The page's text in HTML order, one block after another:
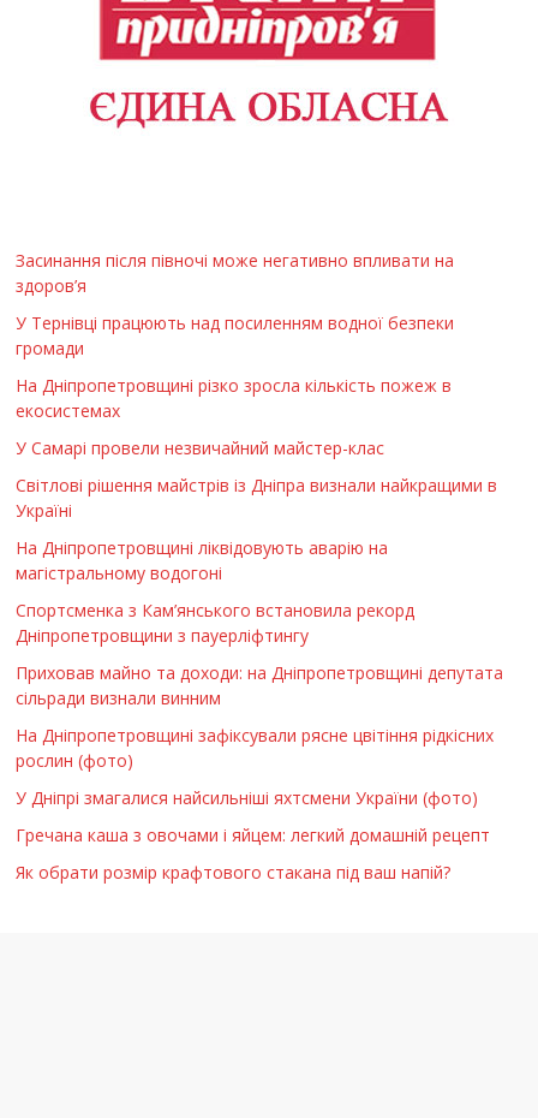
Засинання після півночі може негативно впливати на
здоров’я
У Тернівці працюють над посиленням водної безпеки
громади
На Дніпропетровщині різко зросла кількість пожеж в
екосистемах
У Самарі провели незвичайний майстер-клас
Світлові рішення майстрів із Дніпра визнали найкращими в
Україні
На Дніпропетровщині ліквідовують аварію на
магістральному водогоні
Спортсменка з Кам’янського встановила рекорд
Дніпропетровщини з пауерліфтингу
Приховав майно та доходи: на Дніпропетровщині депутата
сільради визнали винним
На Дніпропетровщині зафіксували рясне цвітіння рідкісних
рослин (фото)
У Дніпрі змагалися найсильніші яхтсмени України (фото)
Гречана каша з овочами і яйцем: легкий домашній рецепт
Як обрати розмір крафтового стакана під ваш напій?